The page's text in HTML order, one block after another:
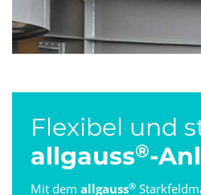
Flexibel und
allgauss®-
Mit dem allgauss®